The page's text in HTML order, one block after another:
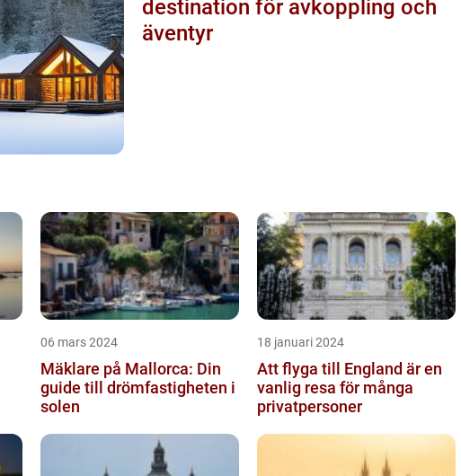
destination för avkoppling och
äventyr
06 mars 2024
Mäklare på Mallorca: Din
guide till drömfastigheten i
solen
18 januari 2024
Att flyga till England är en
vanlig resa för många
privatpersoner